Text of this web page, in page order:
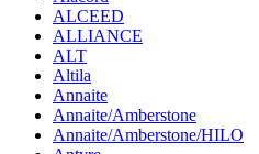
ALCEED
ALLIANCE
ALT
Altila
Annaite
Annaite/Amberstone
Annaite/Amberstone/HILO